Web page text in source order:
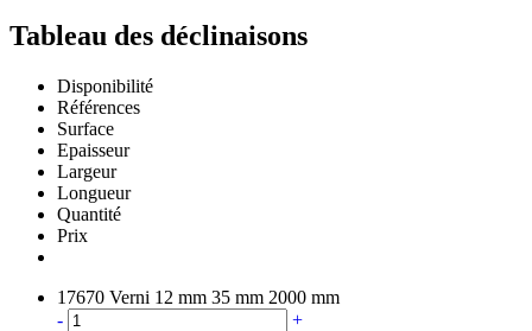
Tableau des déclinaisons
Disponibilité
Références
Surface
Epaisseur
Largeur
Longueur
Quantité
Prix
17670 Verni 12 mm 35 mm 2000 mm
-
+